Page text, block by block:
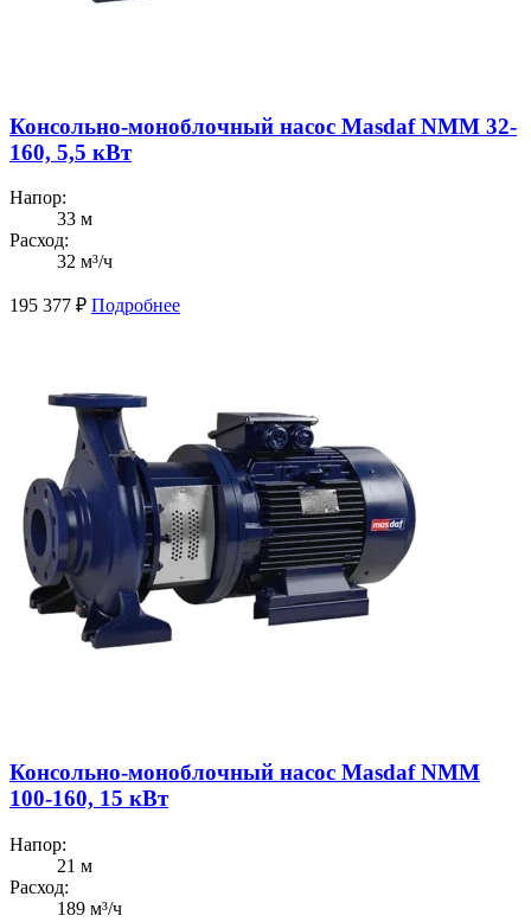
Консольно-моноблочный насос Masdaf NMM 32-
160, 5,5 кВт
Напор:
33 м
Расход:
32 м³/ч
195 377 ₽ Подробнее
Консольно-моноблочный насос Masdaf NMM
100-160, 15 кВт
Напор:
21 м
Расход:
189 м³/ч